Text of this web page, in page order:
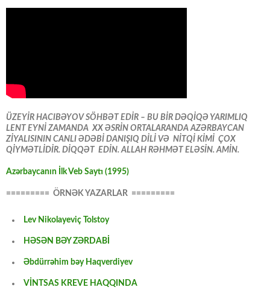
ÜZEYİR HACIBƏYOV SÖHBƏT EDİR – BU BİR DƏQİQƏ YARIMLIQ
LENT EYNİ ZAMANDA XX ƏSRİN ORTALARANDA AZƏRBAYCAN
ZİYALISININ CANLI ƏDƏBİ DANIŞIQ DİLİ VƏ NİTQİ KİMİ ÇOX
QİYMƏTLİDİR. DİQQƏT EDİN. ALLAH RƏHMƏT ELƏSİN. AMİN.
Azərbaycanın İlk Veb Saytı (1995)
========= ÖRNƏK YAZARLAR =========
Lev Nikolayeviç Tolstoy
HƏSƏN BƏY ZƏRDABİ
Əbdürrəhim bəy Haqverdiyev
VİNTSAS KREVE HAQQINDA